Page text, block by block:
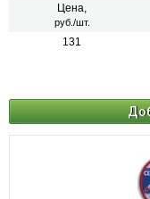
Цена,
руб./шт.
131